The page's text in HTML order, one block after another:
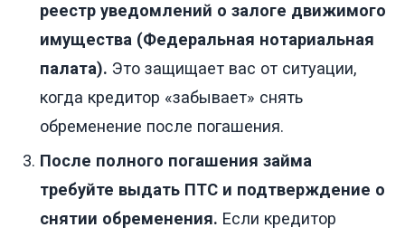
реестр уведомлений о залоге движимого
имущества (Федеральная нотариальная
палата). Это защищает вас от ситуации,
когда кредитор «забывает» снять
обременение после погашения.
После полного погашения займа
требуйте выдать ПТС и подтверждение о
снятии обременения. Если кредитор